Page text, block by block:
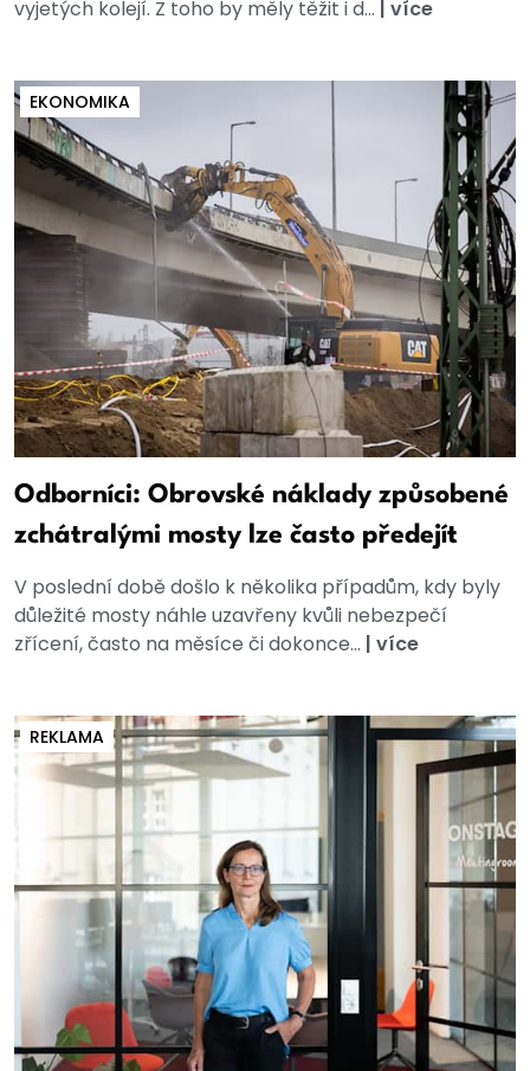
vyjetých kolejí. Z toho by měly těžit i d... více
EKONOMIKA
Odborníci: Obrovské náklady způsobené
zchátralými mosty lze často předejít
V poslední době došlo k několika případům, kdy byly
důležité mosty náhle uzavřeny kvůli nebezpečí
zřícení, často na měsíce či dokonce... | více
REKLAMA